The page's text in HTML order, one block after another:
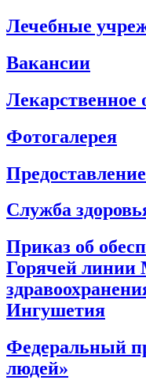
Лечебные
Вакансии
Лекарственное
Фотогалерея
Служба
Приказ об
Горячей линии
Ингушетия
Федеральный
людей»